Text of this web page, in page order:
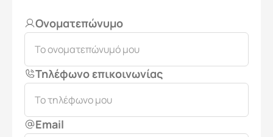
Ονοματεπώνυμο
Τηλέφωνο επικοινωνίας
Email